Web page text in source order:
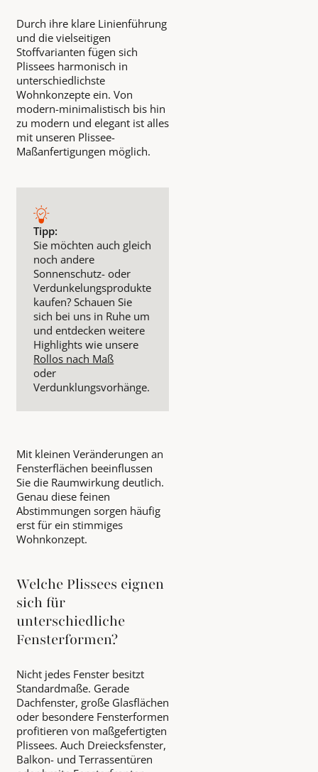
Durch ihre klare Linienführung
und die vielseitigen
Stoffvarianten fügen sich
Plissees harmonisch in
unterschiedlichste
Wohnkonzepte ein. Von
modern-minimalistisch bis hin
zu modern und elegant ist alles
mit unseren Plissee-
Maßanfertigungen möglich.
Tipp:
Sie möchten auch gleich
noch andere
Sonnenschutz- oder
Verdunkelungsprodukte
kaufen? Schauen Sie
sich bei uns in Ruhe um
und entdecken weitere
Highlights wie unsere
Rollos nach Maß
oder
Verdunklungsvorhänge.
Mit kleinen Veränderungen an
Fensterflächen beeinflussen
Sie die Raumwirkung deutlich.
Genau diese feinen
Abstimmungen sorgen häufig
erst für ein stimmiges
Wohnkonzept.
Welche Plissees eignen
sich für
unterschiedliche
Fensterformen?
Nicht jedes Fenster besitzt
Standardmaße. Gerade
Dachfenster, große Glasflächen
oder besondere Fensterformen
profitieren von maßgefertigten
Plissees. Auch Dreiecksfenster,
Balkon- und Terrassentüren